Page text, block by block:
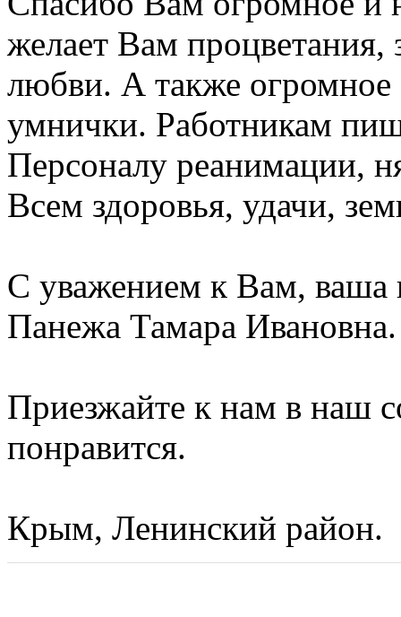
желает Вам процветания,
любви. А также огромное
умнички. Работникам
Персоналу реанимации,
Всем здоровья, удачи,
С уважением к Вам, ваша
Панежа Тамара Ивановна.
Приезжайте к нам в наш
понравится.
Крым, Ленинский район.